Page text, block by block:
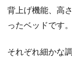
背上げ機能、高
ったベッドです。
それぞれ細かな